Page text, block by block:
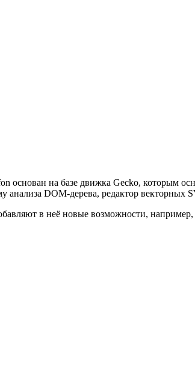
на базе движка Gecko, которым
DOM-дерева, редактор векторных
в неё новые возможности,